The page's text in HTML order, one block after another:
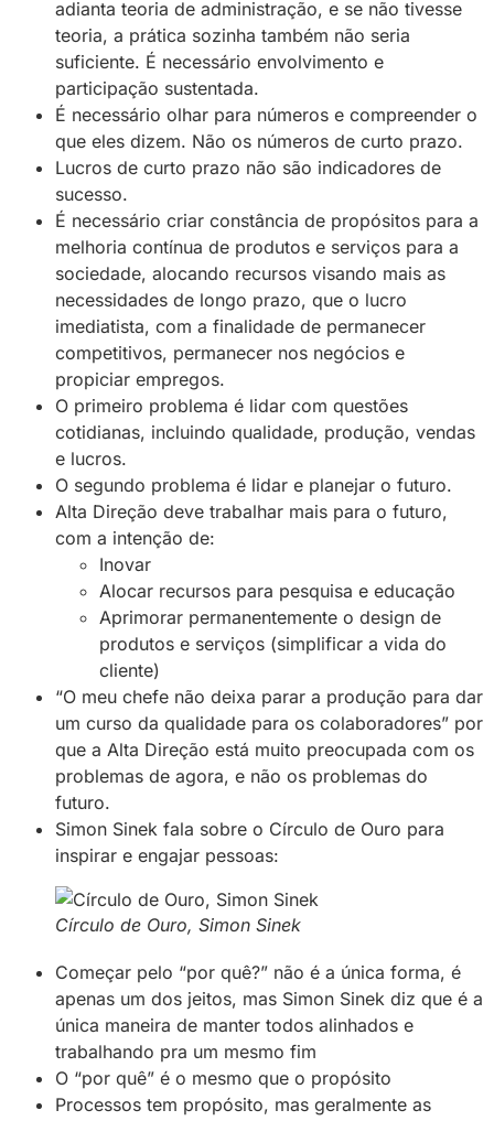
adianta teoria de administração, e se não tivesse
teoria, a prática sozinha também não seria
suficiente. É necessário envolvimento e
participação sustentada.
É necessário olhar para números e compreender o
que eles dizem. Não os números de curto prazo.
Lucros de curto prazo não são indicadores de
sucesso.
É necessário criar constância de propósitos para a
melhoria contínua de produtos e serviços para a
sociedade, alocando recursos visando mais as
necessidades de longo prazo, que o lucro
imediatista, com a finalidade de permanecer
competitivos, permanecer nos negócios e
propiciar empregos.
O primeiro problema é lidar com questões
cotidianas, incluindo qualidade, produção, vendas
e lucros.
O segundo problema é lidar e planejar o futuro.
Alta Direção deve trabalhar mais para o futuro,
com a intenção de:
Inovar
Alocar recursos para pesquisa e educação
Aprimorar permanentemente o design de
produtos e serviços (simplificar a vida do
cliente)
“O meu chefe não deixa parar a produção para dar
um curso da qualidade para os colaboradores” por
que a Alta Direção está muito preocupada com os
problemas de agora, e não os problemas do
futuro.
Simon Sinek fala sobre o Círculo de Ouro para
inspirar e engajar pessoas:
Círculo de Ouro, Simon Sinek
Começar pelo “por quê?” não é a única forma, é
apenas um dos jeitos, mas Simon Sinek diz que é a
única maneira de manter todos alinhados e
trabalhando pra um mesmo fim
O “por quê” é o mesmo que o propósito
Processos tem propósito, mas geralmente as